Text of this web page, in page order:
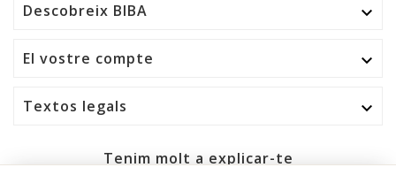
Descobreix BIBA 
El vostre compte 
Textos legals 
Tenim molt a explicar-te